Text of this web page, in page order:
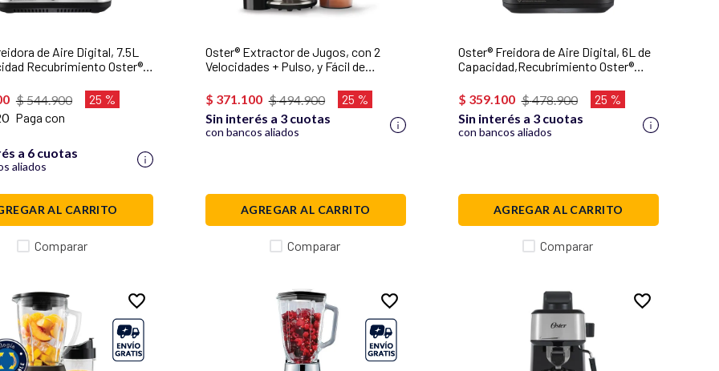
de Aire Digital, 7.5L
Recubrimiento Oster®
CKSTAF75WDSSDF
$544.900
25 %
Paga con
a 6 cuotas
aliados
AL CARRITO
Comparar
Oster® Extractor de Jugos, con 2
Velocidades + Pulso, y Fácil de
FPSTJE320S
$ 371.100 $494.900
25 %
Sin interés a 3 cuotas
con bancos aliados
AGREGAR AL CARRITO
Comparar
Oster® Freidora de Aire Digital, 6L de
Capacidad,Recubrimiento Oster®
Interna, 10 Programas Automáticos,
CKSTAF60WDDF
$ 359.100 $478.900
25 %
Sin interés a 3 cuotas
con bancos aliados
AGREGAR AL CARRITO
Comparar